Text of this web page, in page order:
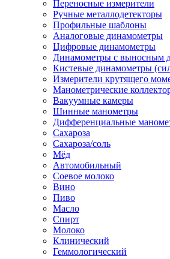
Переносные измерители
Ручные металлодетекторы
Профильные шаблоны
Аналоговые динамометры
Цифровые динамометры
Динамометры с выносным
Кистевые динамометры
Измерители крутящего
Манометрические
Вакуумные камеры
Шинные манометры
Дифференциальные
Сахароза
Сахароза/соль
Мёд
Автомобильный
Соевое молоко
Вино
Пиво
Масло
Спирт
Молоко
Клинический
Геммологический